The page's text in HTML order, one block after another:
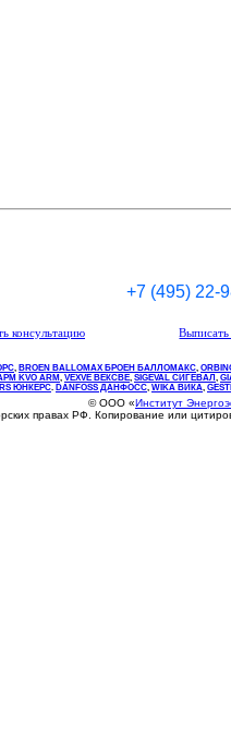
+7 (495) 22-
консультацию
, BROEN BALLOMAX БРОЕН БАЛЛОМАКС,
KVO ARM, VEXVE ВЕКСВЕ, SIGEVAL СИГЕВАЛ ,
ЮНКЕРС. DANFOSS ДАНФОСС, WIKA ВИКА,
© ООО «Институт
правах РФ. Копирование или